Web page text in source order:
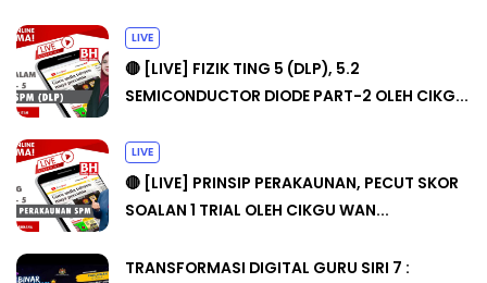
LIVE
🔴 [LIVE] FIZIK TING 5 (DLP), 5.2
SEMICONDUCTOR DIODE PART-2 OLEH CIKG...
LIVE
🔴 [LIVE] PRINSIP PERAKAUNAN, PECUT SKOR
SOALAN 1 TRIAL OLEH CIKGU WAN...
TRANSFORMASI DIGITAL GURU SIRI 7 :